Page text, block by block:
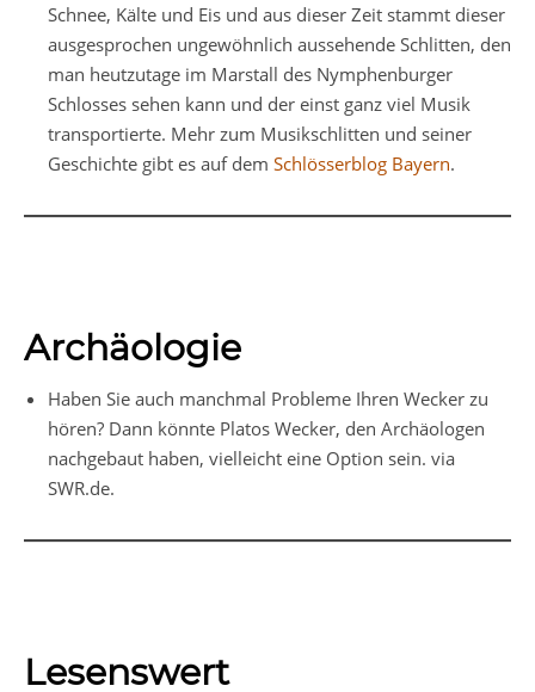
Schnee, Kälte und Eis und aus dieser Zeit stammt dieser
ausgesprochen ungewöhnlich aussehende Schlitten, den
man heutzutage im Marstall des Nymphenburger
Schlosses sehen kann und der einst ganz viel Musik
transportierte. Mehr zum Musikschlitten und seiner
Geschichte gibt es auf dem Schlösserblog Bayern.
Archäologie
Haben Sie auch manchmal Probleme Ihren Wecker zu
hören? Dann könnte Platos Wecker, den Archäologen
nachgebaut haben, vielleicht eine Option sein. via
SWR.de.
Lesenswert